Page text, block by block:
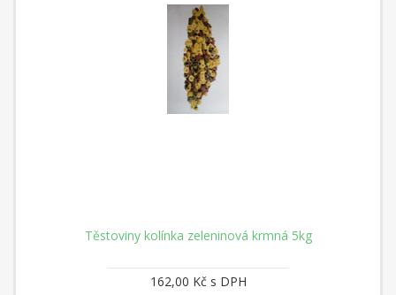
Těstoviny kolínka zeleninová krmná 5kg
162,00 Kč s DPH